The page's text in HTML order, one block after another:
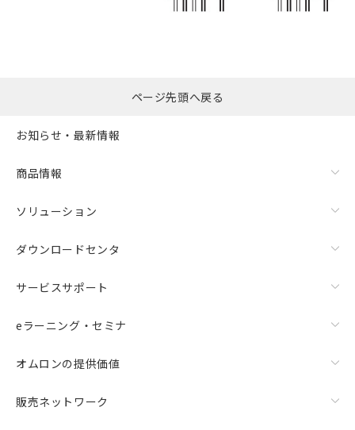
ページ先頭へ戻る
お知らせ・最新情報
商品情報
ソリューション
ダウンロードセンタ
サービスサポート
eラーニング・セミナ
オムロンの提供価値
販売ネットワーク